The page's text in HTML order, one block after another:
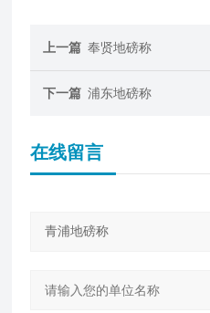
上一篇 奉贤地磅称
下一篇 浦东地磅称
在线留言